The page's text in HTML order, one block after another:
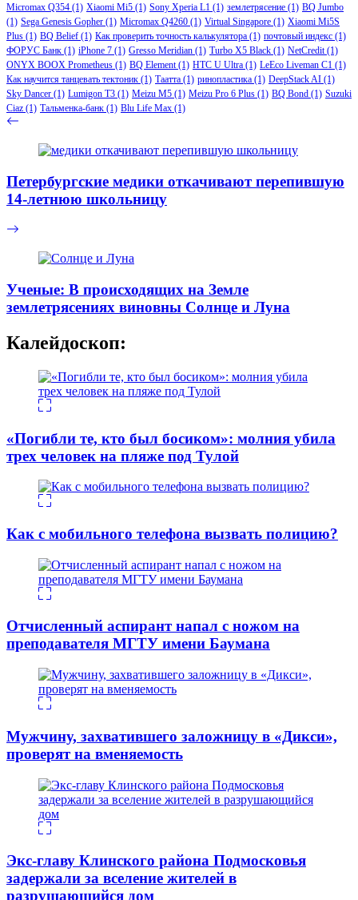
Micromax Q354 (1) Xiaomi Mi5 (1) Sony Xperia L1 (1) землетрясение (1) BQ Jumbo
(1) Sega Genesis Gopher (1) Micromax Q4260 (1) Virtual Singapore (1) Xiaomi Mi5S
Plus (1) BQ Belief (1) Как проверить точность калькулятора (1) почтовый индекс (1)
ФОРУС Банк (1) iPhone 7 (1) Gresso Meridian (1) Turbo X5 Black (1) NetCredit(1)
ONYX BOOX Prometheus (1) BQ Element(1) HTC U Ultra (1) LeEco Liveman C1 (1)
Как научится танцевать тектоник (1) Таатта (1) ринопластика (1) DeepStack AI (1)
Sky Dancer (1) Lumigon T3 (1) Meizu M5 (1) Meizu Pro 6 Plus (1) BQ Bond (1) Suzuki
Ciaz (1) Тальменка-банк (1) Blu Life Max (1)
Петербургские медики откачивают перепившую
14-летнюю школьницу
Ученые: В происходящих на Земле
землетрясениях виновны Солнце и Луна
Калейдоскоп:
«Погибли те, кто был босиком»: молния убила
трех человек на пляже под Тулой
Как с мобильного телефона вызвать полицию?
Отчисленный аспирант напал с ножом на
преподавателя МГТУ имени Баумана
Мужчину, захватившего заложницу в «Дикси»,
проверят на вменяемость
Экс-главу Клинского района Подмосковья
задержали за вселение жителей в
разрушающийся дом